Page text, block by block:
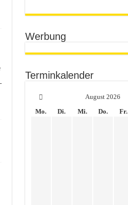
Werbung
Terminkalender
August 2026
Mo.
Di. Mi. Do. Fr.